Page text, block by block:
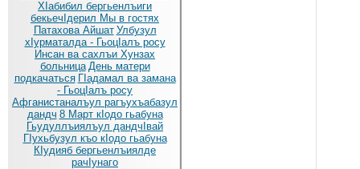
ХIабибил бергьенлъиги
бекьечIдерил Мы в гостях
Патахова Айшат Улбузул
хIурматалда - ГьоцIалъ росу
Инсан ва сахлъи Хунзах
больница День матери
подкачаться ГIадамал ва замана
- ГьоцIалъ росу
Афганистаналъул рагъухъабазул
дандч 8 Март кIодо гьабуна
Гьудуллъиялъул дандчIвай
ГIухьбузул къо кIодо гьабуна
КIудияб бергьенлъиялде
рачIунаго